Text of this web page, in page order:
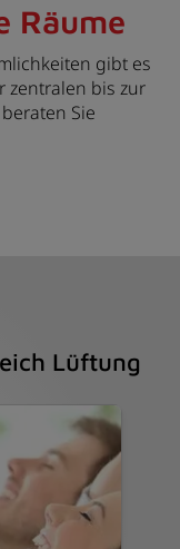
Räume
gibt es
zentralen bis zur
Sie
Lüftung